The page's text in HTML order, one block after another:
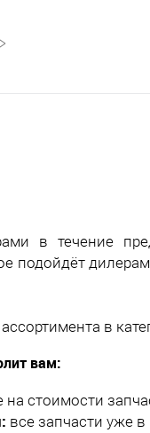
в течение
подойдёт
в
вам:
стоимости
все запчасти уже